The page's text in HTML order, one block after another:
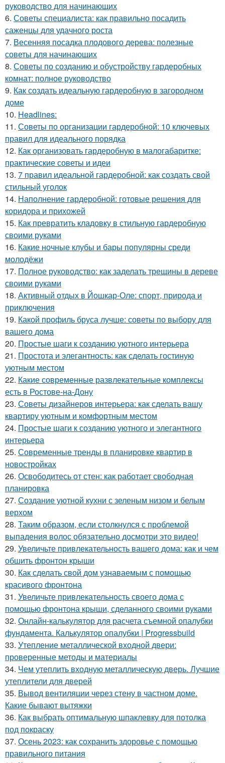
руководство для начинающих
6. Советы специалиста: как правильно посадить
саженцы для удачного роста
7. Весенняя посадка плодового дерева: полезные
советы для начинающих
8. Советы по созданию и обустройству гардеробных
комнат: полное руководство
9. Как создать идеальную гардеробную в загородном
доме
10. Headlines:
11. Советы по организации гардеробной: 10 ключевых
правил для идеального порядка
12. Как организовать гардеробную в малогабаритке:
практические советы и идеи
13. 7 правил идеальной гардеробной: как создать свой
стильный уголок
14. Наполнение гардеробной: готовые решения для
коридора и прихожей
15. Как превратить кладовку в стильную гардеробную
своими руками
16. Какие ночные клубы и бары популярны среди
молодёжи
17. Полное руководство: как заделать трещины в дереве
своими руками
18. Активный отдых в Йошкар-Оле: спорт, природа и
приключения
19. Какой профиль бруса лучше: советы по выбору для
вашего дома
20. Простые шаги к созданию уютного интерьера
21. Простота и элегантность: как сделать гостиную
уютным местом
22. Какие современные развлекательные комплексы
есть в Ростове-на-Дону
23. Советы дизайнеров интерьера: как сделать вашу
квартиру уютным и комфортным местом
24. Простые шаги к созданию уютного и элегантного
интерьера
25. Современные тренды в планировке квартир в
новостройках
26. Освободитесь от стен: как работает свободная
планировка
27. Создание уютной кухни с зеленым низом и белым
верхом
28. Таким образом, если столкнулся с проблемой
выпадения волос обязательно досмотри это видео!
29. Увеличьте привлекательность вашего дома: как и чем
обшить фронтон крыши
30. Как сделать свой дом узнаваемым с помощью
красивого фронтона
31. Увеличьте привлекательность своего дома с
помощью фронтона крыши, сделанного своими руками
32. Онлайн-калькулятор для расчета съемной опалубки
фундамента. Калькулятор опалубки | Progressbuild
33. Утепление металлической входной двери:
проверенные методы и материалы
34. Чем утеплить входную металлическую дверь. Лучшие
утеплители для дверей
35. Вывод вентиляции через стену в частном доме.
Какие бывают вытяжки
36. Как выбрать оптимальную шпаклевку для потолка
под покраску
37. Осень 2023: как сохранить здоровье с помощью
правильного питания